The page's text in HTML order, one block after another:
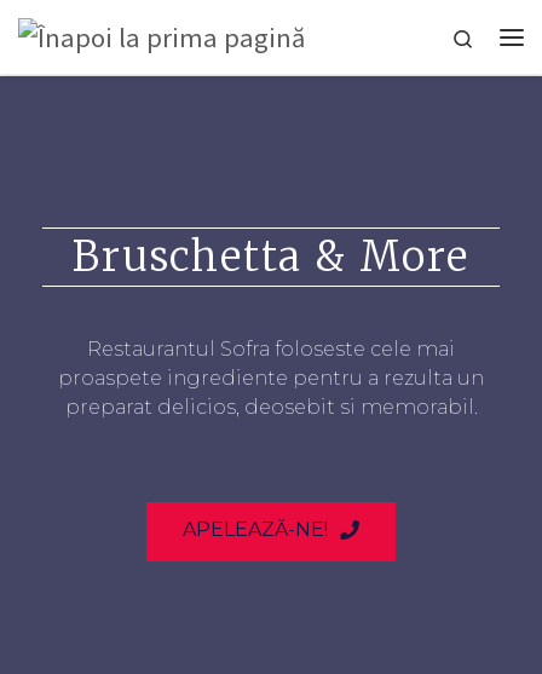
Sari la conținut Search
Bruschetta & More
Restaurantul Sofra foloseste cele mai
proaspete ingrediente pentru a rezulta un
preparat delicios, deosebit si memorabil.
APELEAZĂ-NE!